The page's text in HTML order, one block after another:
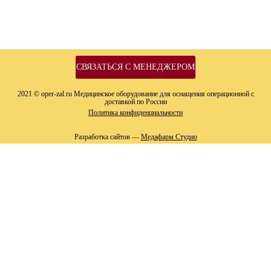
СВЯЗАТЬСЯ С МЕНЕДЖЕРОМ
2021 © oper-zal.ru Медицинское оборудование для оснащения операционной с
доставкой по России
Политика конфиденциальности
Разработка сайтов — Медафарм Студио